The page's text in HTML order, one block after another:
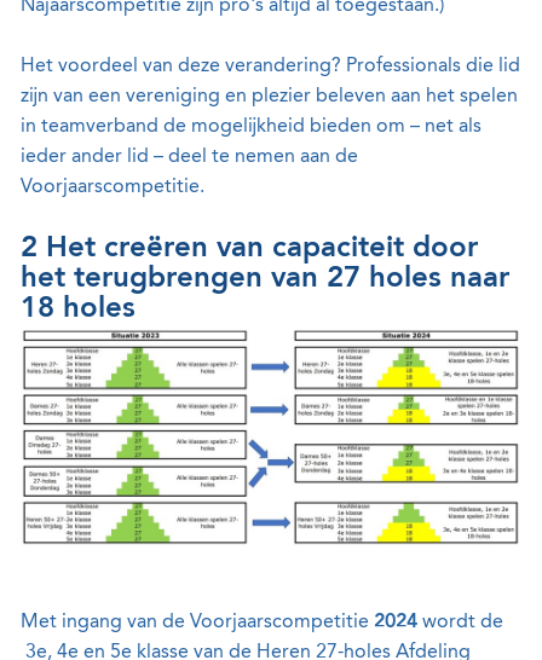
Najaarscompetitie zijn pro's altijd al toegestaan.)
Het voordeel van deze verandering? Professionals die lid
zijn van een vereniging en plezier beleven aan het spelen
in teamverband de mogelijkheid bieden om – net als
ieder ander lid – deel te nemen aan de
Voorjaarscompetitie.
2 Het creëren van capaciteit door
het terugbrengen van 27 holes naar
18 holes
Met ingang van de Voorjaarscompetitie 2024 wordt de
3e, 4e en 5e klasse van de Heren 27-holes Afdeling